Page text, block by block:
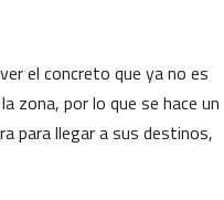
el concreto que ya no es
zona, por lo que se hace un
para llegar a sus destinos,